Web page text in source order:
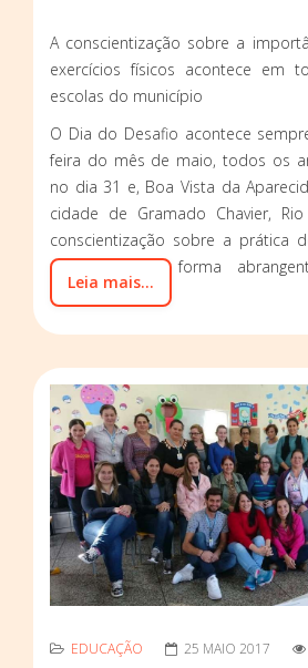
A conscientização sobre a
exercícios físicos acontece em
escolas do município
O Dia do Desafio acontece
feira do mês de maio, todos os
no dia 31 e, Boa Vista da
cidade de Gramado Chavier,
conscientização sobre a prática
será feita de forma
população.
Leia mais...
EDUCAÇÃO 25 MAIO 2017